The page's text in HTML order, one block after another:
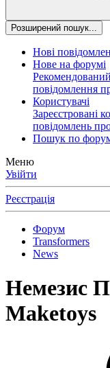
Розширений пошук...
Нові
Нове на форумі
повідомлення
Користувачі
Зареєстровані
повідомлень
Пошук по
Меню
Увійти
Реєстрація
Форум
Transformers
News
Немезис
Maketoys